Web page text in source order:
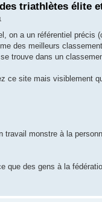
triathlètes élite
on a un référentiel
des meilleurs
trouve dans un
ce site mais visiblement
travail monstre à la
que des gens à la